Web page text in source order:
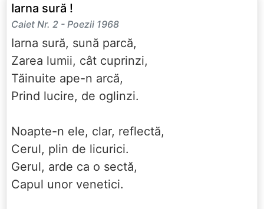
Iarna sură !
Caiet Nr. 2 - Poezii 1968
Iarna sură, sună parcă,
Zarea lumii, cât cuprinzi,
Tăinuite ape-n arcă,
Prind lucire, de oglinzi.
Noapte-n ele, clar, reflectă,
Cerul, plin de licurici.
Gerul, arde ca o sectă,
Capul unor venetici.